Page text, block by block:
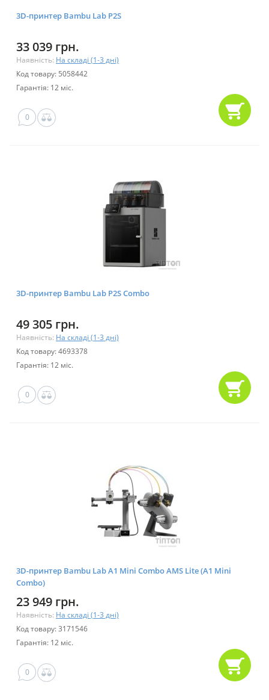
3D-принтер Bambu Lab P2S
33 039 грн.
Наявність: На складі (1-3 дні)
Код товару: 5058442
Гарантія: 12 міс.
0
3D-принтер Bambu Lab P2S Combo
49 305 грн.
Наявність: На складі (1-3 дні)
Код товару: 4693378
Гарантія: 12 міс.
0
3D-принтер Bambu Lab A1 Mini Combo AMS Lite (A1 Mini
Combo)
23 949 грн.
Наявність: На складі (1-3 дні)
Код товару: 3171546
Гарантія: 12 міс.
0